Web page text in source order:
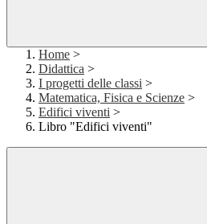
Home >
Didattica >
I progetti delle classi >
Matematica, Fisica e Scienze >
Edifici viventi >
Libro "Edifici viventi"